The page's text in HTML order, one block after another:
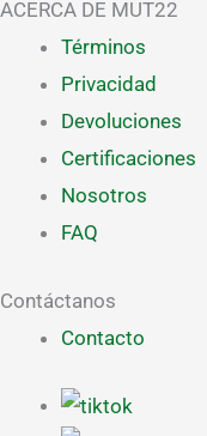
ACERCA DE MUT22
Términos
Privacidad
Devoluciones
Certificaciones
Nosotros
FAQ
Contáctanos
Contacto